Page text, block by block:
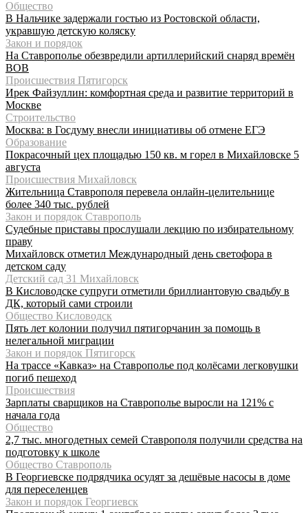
Общество
В Нальчике задержали гостью из Ростовской области,
укравшую детскую коляску
Закон и порядок
На Ставрополье обезвредили артиллерийский снаряд времён
ВОВ
Происшествия Пятигорск
Ирек Файзуллин: комфортная среда и развитие территорий в
Москве
Строительство
Москва: в Госдуму внесли инициативы об отмене ЕГЭ
Образование
Покрасочный цех площадью 150 кв. м горел в Михайловске 5
августа
Происшествия Михайловск
Жительница Ставрополя перевела онлайн-целительнице
более 340 тыс. рублей
Закон и порядок Ставрополь
Судебные приставы прослушали лекцию по избирательному
праву
Михайловск отметил Международный день светофора в
детском саду
Детский сад 31 Михайловск
В Кисловодске супруги отметили бриллиантовую свадьбу в
ДК, который сами строили
Общество Кисловодск
Пять лет колонии получил пятигорчанин за помощь в
нелегальной миграции
Закон и порядок Пятигорск
На трассе «Кавказ» на Ставрополье под колёсами легковушки
погиб пешеход
Происшествия
Зарплаты сварщиков на Ставрополье выросли на 121% с
начала года
Общество
2,7 тыс. многодетных семей Ставрополя получили средства на
подготовку к школе
Общество Ставрополь
В Георгиевске подрядчика осудят за дешёвые насосы в доме
для переселенцев
Закон и порядок Георгиевск